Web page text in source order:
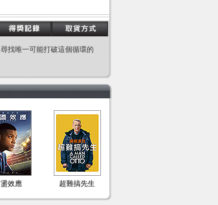
找唯一可能打破這個循環的
效應 超難搞先生